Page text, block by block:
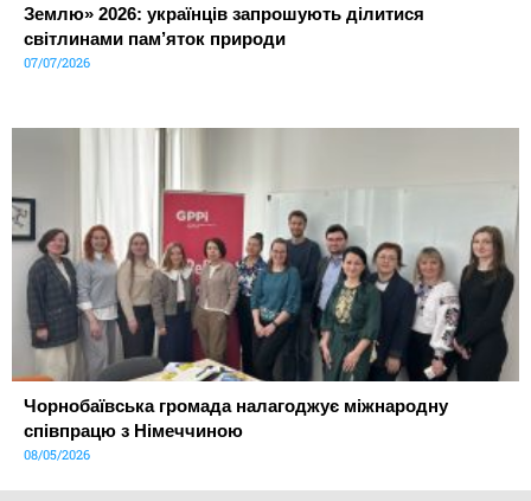
Землю» 2026: українців запрошують ділитися
світлинами пам’яток природи
07/07/2026
Чорнобаївська громада налагоджує міжнародну
співпрацю з Німеччиною
08/05/2026